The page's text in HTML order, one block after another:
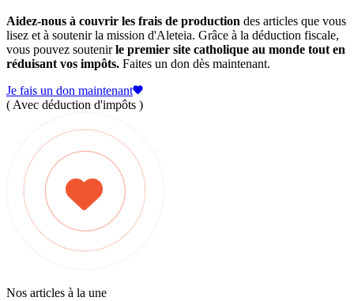
Aidez-nous à couvrir les frais de production des articles que vous
lisez et à soutenir la mission d'Aleteia. Grâce à la déduction fiscale,
vous pouvez soutenirle premier site catholique au monde tout en
réduisant vos impôts. Faites un don dès maintenant.
Je fais un don maintenant
( Avec déduction d'impôts )
Nos articles à la une